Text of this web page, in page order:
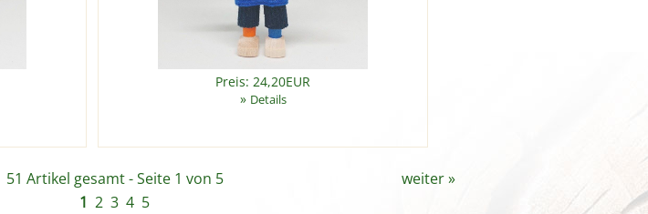
Preis: 24,20EUR
» Details
51 Artikel gesamt - Seite 1 von 5 weiter»
1 2 3 4 5